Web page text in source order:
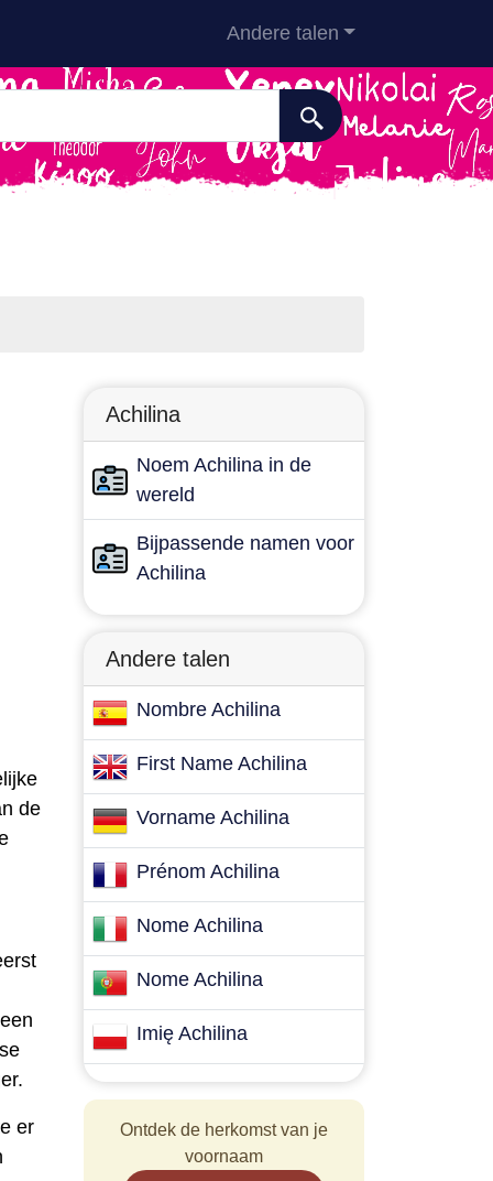
Andere talen
de
er
Achilina
Noem Achilina in de
wereld
Bijpassende namen voor
Achilina
Andere talen
Nombre Achilina
First Name Achilina
Vorname Achilina
Prénom Achilina
Nome Achilina
Nome Achilina
Imię Achilina
Ontdek de herkomst van je
voornaam